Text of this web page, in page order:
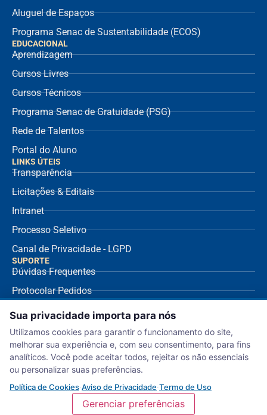
Aluguel de Espaços
Programa Senac de Sustentabilidade (ECOS)
EDUCACIONAL
Aprendizagem
Cursos Livres
Cursos Técnicos
Programa Senac de Gratuidade (PSG)
Rede de Talentos
Portal do Aluno
LINKS ÚTEIS
Transparência
Licitações & Editais
Intranet
Processo Seletivo
Canal de Privacidade - LGPD
SUPORTE
Dúvidas Frequentes
Protocolar Pedidos
Envio de NF Fornecedor
Ouvidoria
Aviso de Privacidade
Termo de Uso
Política de Cookies
Sua privacidade importa para nós
Utilizamos cookies para garantir o funcionamento do site,
melhorar sua experiência e, com seu consentimento, para fins
analíticos. Você pode aceitar todos, rejeitar os não essenciais
ou personalizar suas preferências.
Política de Cookies·Aviso de Privacidade·Termo de Uso
Gerenciar preferências